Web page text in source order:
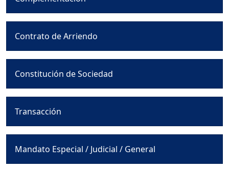
Contrato de Arriendo
Constitución de Sociedad
Transacción
Mandato Especial / Judicial / General